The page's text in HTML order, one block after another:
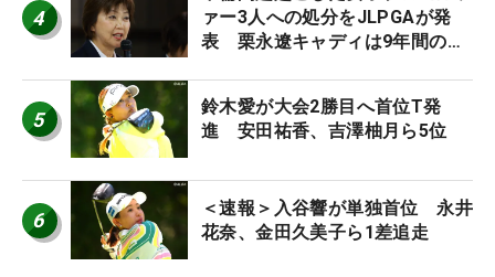
4
ァー3人への処分をJLPGAが発
表 栗永遼キャディは9年間の立
5
鈴木愛が大会2勝目へ首位T発
進 安田祐香、吉澤柚月ら5位
6
＜速報＞入谷響が単独首位 永井
花奈、金田久美子ら1差追走